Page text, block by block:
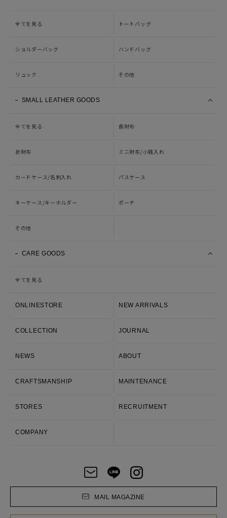
全てを見る トートバッグ
ショルダーバッグ ハンドバッグ
リュック その他
SMALL LEATHER GOODS
全てを見る 長財布
折財布 ミニ財布/小銭入れ
カードケース/名刺入れ パスケース
キーケース/キーホルダー ポーチ
その他
CARE GOODS
全てを見る
ONLINESTORE NEW ARRIVALS
COLLECTION JOURNAL
NEWS ABOUT
CRAFTSMANSHIP MAINTENANCE
STORES RECRUITMENT
COMPANY
MAIL MAGAZINE